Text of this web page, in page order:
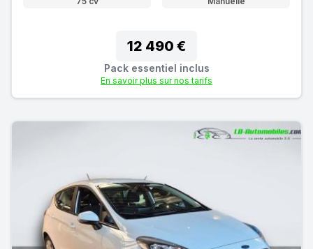
12 490 €
Pack essentiel inclus
En savoir plus sur nos tarifs